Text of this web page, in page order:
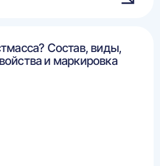
Состав, виды,
и маркировка